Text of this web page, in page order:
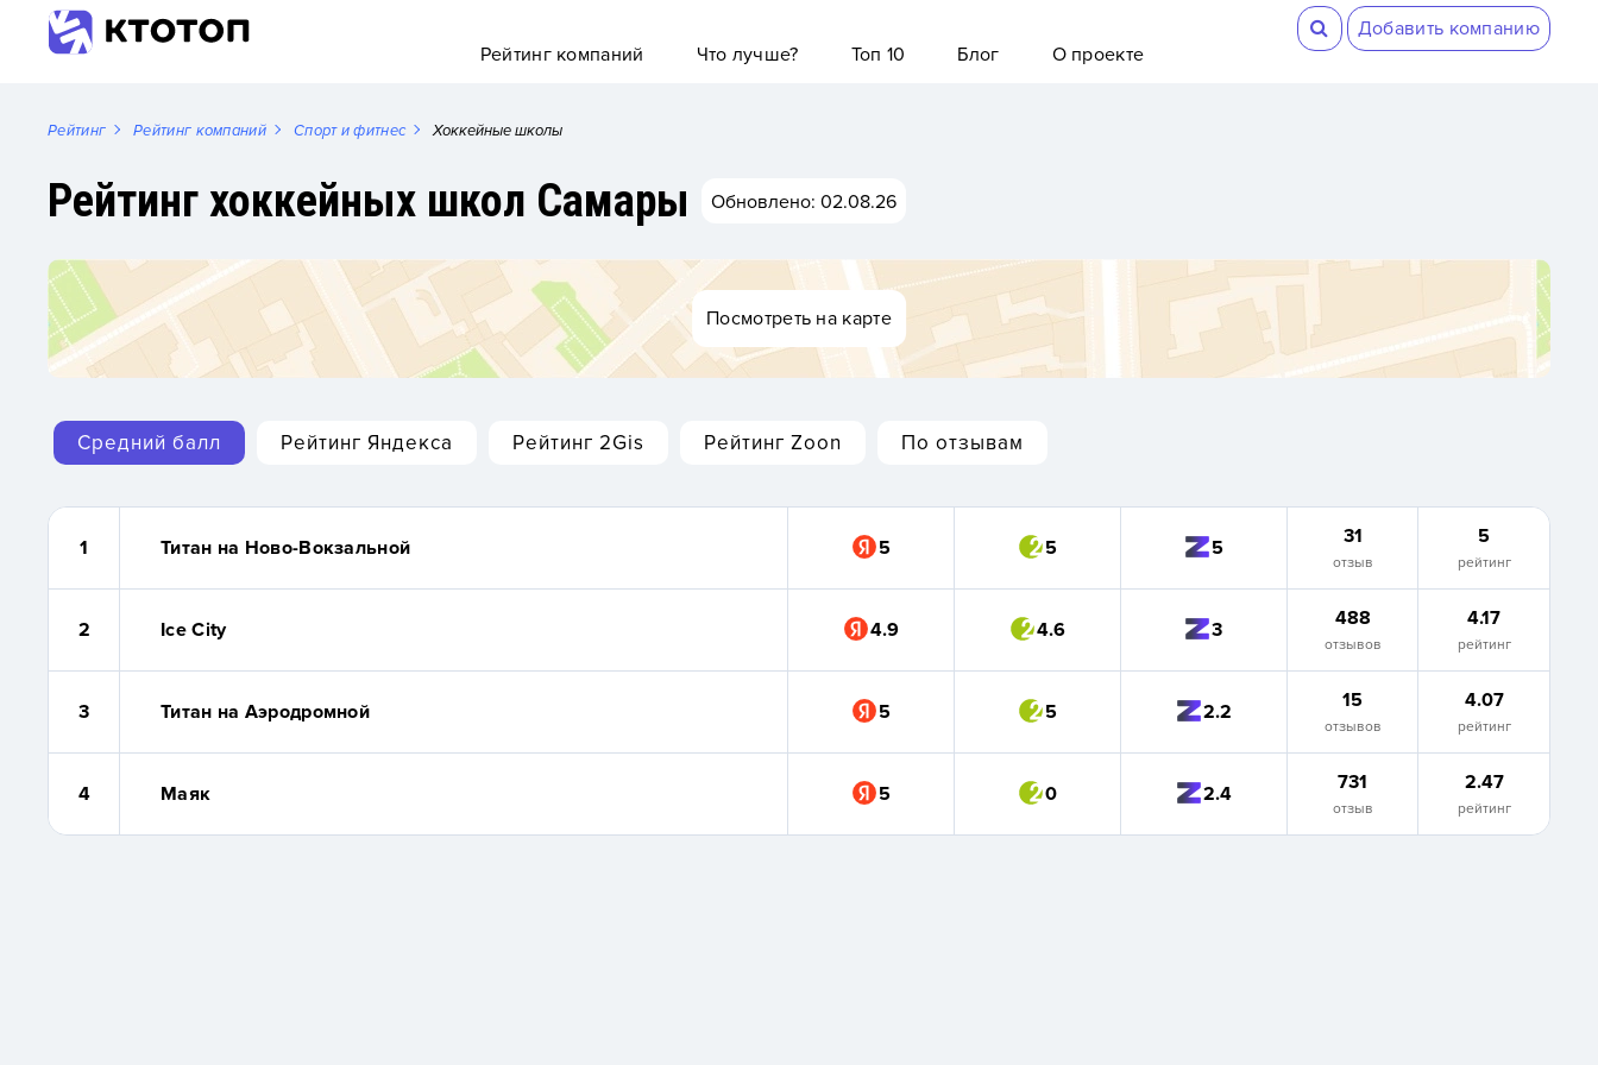
Добавить компанию
Рейтинг компаний
Что лучше? Топ 10 Блог О проекте
Рейтинг Рейтинг компаний Спорт и фитнес Хоккейные школы
Рейтинг хоккейных школ Самары Обновлено: 02.08.26
Посмотреть на карте
Средний балл Рейтинг Яндекса Рейтинг 2Gis Рейтинг Zoon По отзывам
1 Титан на Ново-Вокзальной 5 5 5
отзыв
31
рейтинг
5
2 Ice City 4.9 4.6 3
отзывов
488
рейтинг
4.17
3 Титан на Аэродромной 5 5 2.2
отзывов
15
рейтинг
4.07
4 Маяк 5 0 2.4
отзыв
731
рейтинг
2.47